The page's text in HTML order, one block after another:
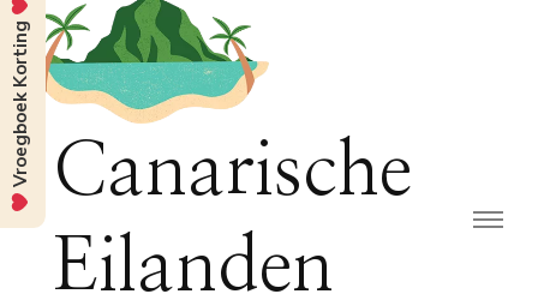
Canarische
Eilanden
Vroegboek Korting